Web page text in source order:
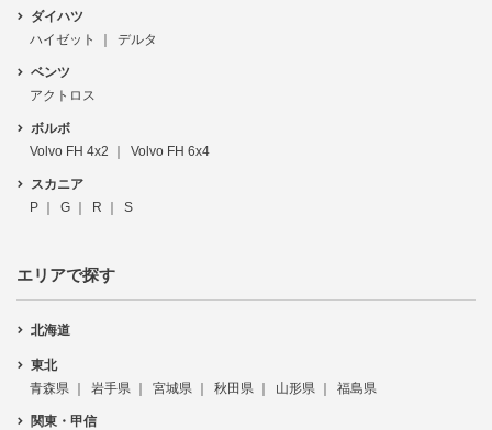
ダイハツ
ハイゼット
デルタ
ベンツ
アクトロス
ボルボ
Volvo FH 4x2
Volvo FH 6x4
スカニア
P
G R S
エリアで探す
北海道
東北
青森県
岩手県 宮城県 秋田県 山形県 福島県
関東・甲信